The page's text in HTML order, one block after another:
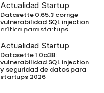
Actualidad Startup
Datasette 0.65.3 corrige
vulnerabilidad SQL injection
crítica para startups
Actualidad Startup
Datasette 1.0a38:
vulnerabilidad SQL injection
y seguridad de datos para
startups 2026